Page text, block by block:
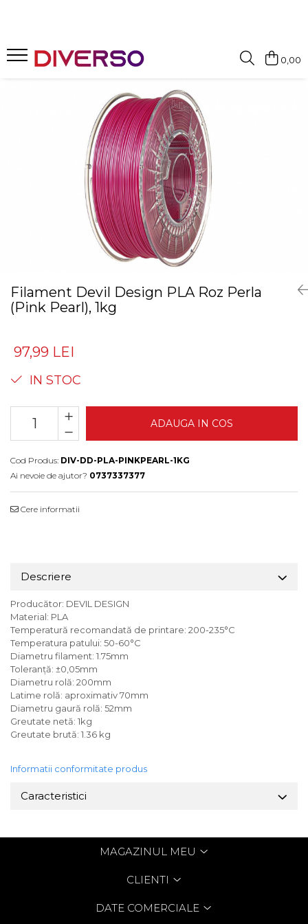
0,00
Filament Devil Design PLA Roz Perla
(Pink Pearl), 1kg
97,99 LEI
IN STOC
ADAUGA IN COS
Cod Produs: DIV-DD-PLA-PINKPEARL-1KG
Ai nevoie de ajutor? 0737337377
Cere informatii
Descriere
Producător: DEVIL DESIGN
Material: PLA
Temperatură recomandată de printare: 200-235°C
Temperatura patului: 50-60°C
Diametru filament: 1.75mm
Toleranță: ±0,05mm
Diametru rolă: 200mm
Latime rolă: aproximativ 70mm
Diametru gaură rolă: 52mm
Greutate netă: 1kg
Greutate brută: 1.36 kg
Informatii conformitate produs
Caracteristici
MAGAZINUL MEU
CLIENTI
DATE COMERCIALE